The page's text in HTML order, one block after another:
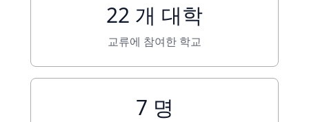
22 개 대학
교류에 참여한 학교
7 명